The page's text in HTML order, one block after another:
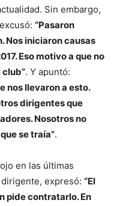
Sin embargo,
“Pasaron
Nos iniciaron causas
Eso motivo a que no
. Y apuntó:
nos llevaron a esto.
dirigentes que
Nosotros no
se traía”.
en las últimas
expresó: “El
pide contratarlo. En